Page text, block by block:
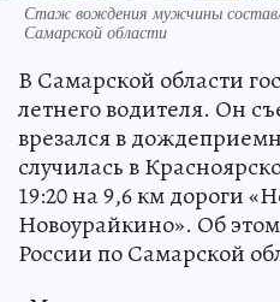
Стаж вождения мужчины
Самарской области
В Самарской области
летнего водителя. Он
врезался в
случилась в
19:20 на 9,6 км дороги
Новоурайкино». Об
России по Самарской